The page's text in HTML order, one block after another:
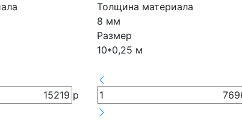
15219 р
Толщина материала
8 мм
Размер
10*0,25 м